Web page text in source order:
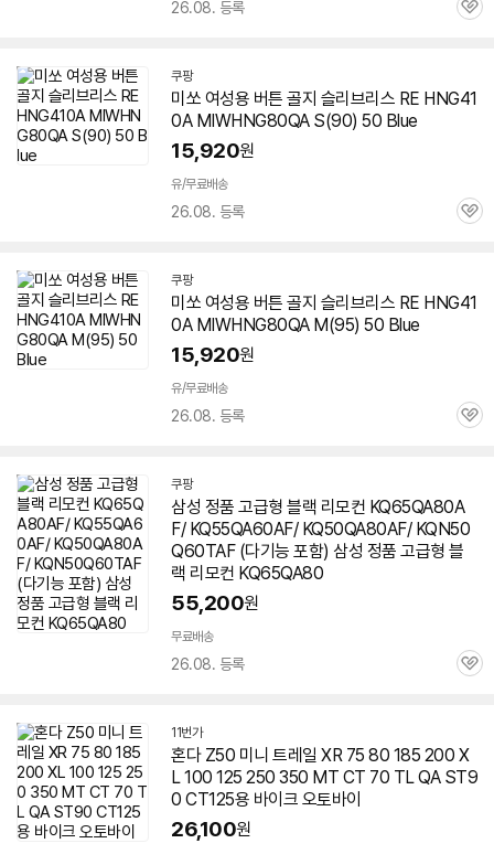
26.08. 등록
관
쿠팡
미쏘 여성용 버튼 골지 슬리브리스 RE HNG41
0A MIWHNG80QA S(90) 50 Blue
15,920원
유/무료배송
26.08. 등록
관
쿠팡
미쏘 여성용 버튼 골지 슬리브리스 RE HNG41
0A MIWHNG80QA M(95) 50 Blue
15,920원
유/무료배송
26.08. 등록
관
쿠팡
삼성 정품 고급형 블랙 리모컨 KQ65QA80A
F/ KQ55QA60AF/ KQ50QA80AF/ KQN50
Q60TAF (다기능 포함) 삼성 정품 고급형 블
랙 리모컨 KQ65QA80
55,200원
무료배송
26.08. 등록
관
11번가
혼다 Z50 미니 트레일 XR 75 80 185 200 X
L 100 125 250 350 MT CT 70 TL QA ST9
0 CT125용 바이크 오토바이
26,100원